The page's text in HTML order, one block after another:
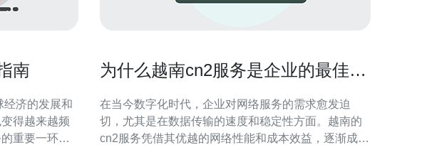
南
得越来越频
重要一环。
为什么越南cn2服务是企业的最佳选
在当今数字化时代，企业对网络服务的需求愈发迫
切，尤其是在数据传输的速度和稳定性方面。越南的
cn2服务凭借其优越的网络性能和成本效益，逐渐成为